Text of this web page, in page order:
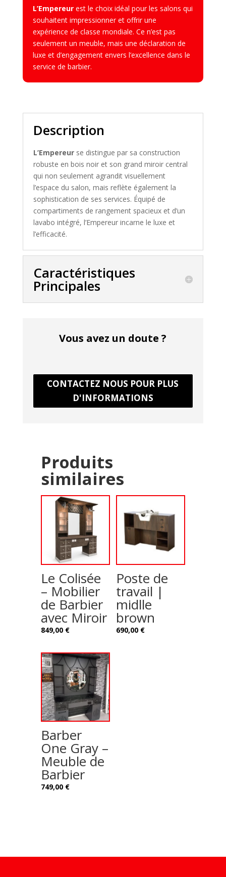
L’Empereurest le choix idéal pour les salons qui
souhaitent impressionner et offrir une
expérience de classe mondiale. Ce n’est pas
seulement un meuble, mais une déclaration de
luxe et d’engagement envers l’excellence dans le
service de barbier.
Description
L’Empereurse distingue par sa construction
robuste en bois noir et son grand miroir central
qui non seulement agrandit visuellement
l’espace du salon, mais reflète également la
sophistication de ses services. Équipé de
compartiments de rangement spacieux et d’un
lavabo intégré, l’Empereur incarne le luxe et
l’efficacité.
Caractéristiques
Principales
Vous avez un doute ?
CONTACTEZ NOUS POUR PLUS
D'INFORMATIONS
Produits
similaires
Le Colisée
– Mobilier
de Barbier
avec Miroir
849,00 €
Poste de
travail |
midlle
brown
690,00 €
Barber
One Gray –
Meuble de
Barbier
749,00 €